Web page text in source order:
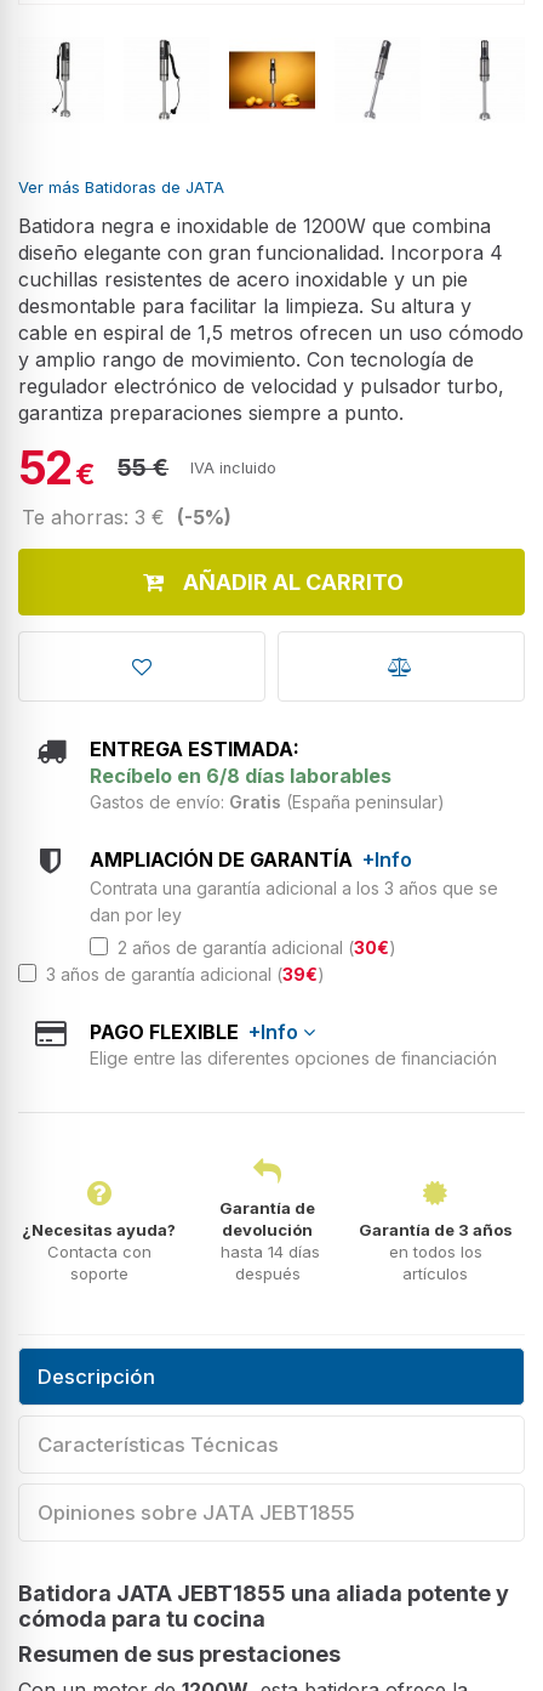
Ver más Batidoras de JATA
Batidora negra e inoxidable de 1200W que combina
diseño elegante con gran funcionalidad. Incorpora 4
cuchillas resistentes de acero inoxidable y un pie
desmontable para facilitar la limpieza. Su altura y
cable en espiral de 1,5 metros ofrecen un uso cómodo
y amplio rango de movimiento. Con tecnología de
regulador electrónico de velocidad y pulsador turbo,
garantiza preparaciones siempre a punto.
52€ 55 € IVA incluido
Te ahorras: 3 € (-5%)
AÑADIR AL CARRITO
ENTREGA ESTIMADA:
Recíbelo en 6/8 días laborables
Gastos de envío: Gratis (España peninsular)
AMPLIACIÓN DE GARANTÍA +Info
Contrata una garantía adicional a los 3 años que se
dan por ley
2 años de garantía adicional (30€)
3 años de garantía adicional (39€)
PAGO FLEXIBLE +Info
Elige entre las diferentes opciones de financiación
¿Necesitas ayuda?
Contacta con
soporte
Garantía de
devolución
hasta 14 días
después
Garantía de 3 años
en todos los
artículos
Descripción
Características Técnicas
Opiniones sobre JATA JEBT1855
Batidora JATA JEBT1855 una aliada potente y
cómoda para tu cocina
Resumen de sus prestaciones